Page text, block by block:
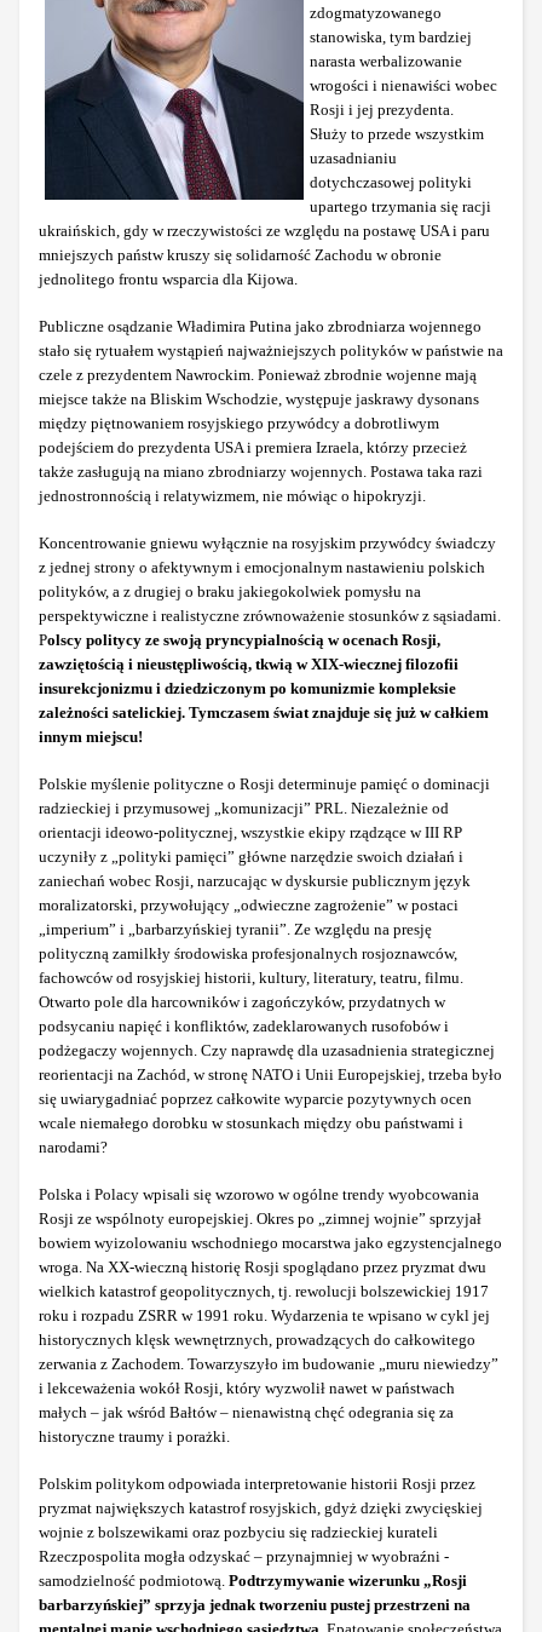
zdogmatyzowanego
stanowiska, tym bardziej
narasta werbalizowanie
wrogości i nienawiści wobec
Rosji i jej prezydenta.
Służy to przede wszystkim
uzasadnianiu
dotychczasowej polityki
upartego trzymania się racji
ukraińskich, gdy w rzeczywistości ze względu na postawę USA i paru
mniejszych państw kruszy się solidarność Zachodu w obronie
jednolitego frontu wsparcia dla Kijowa.
Publiczne osądzanie Władimira Putina jako zbrodniarza wojennego
stało się rytuałem wystąpień najważniejszych polityków w państwie na
czele z prezydentem Nawrockim. Ponieważ zbrodnie wojenne mają
miejsce także na Bliskim Wschodzie, występuje jaskrawy dysonans
między piętnowaniem rosyjskiego przywódcy a dobrotliwym
podejściem do prezydenta USA i premiera Izraela, którzy przecież
także zasługują na miano zbrodniarzy wojennych. Postawa taka razi
jednostronnością i relatywizmem, nie mówiąc o hipokryzji.
Koncentrowanie gniewu wyłącznie na rosyjskim przywódcy świadczy
z jednej strony o afektywnym i emocjonalnym nastawieniu polskich
polityków, a z drugiej o braku jakiegokolwiek pomysłu na
perspektywiczne i realistyczne zrównoważenie stosunków z sąsiadami.
Polscy politycy ze swoją pryncypialnością w ocenach Rosji,
zawziętością i nieustępliwością, tkwią w XIX-wiecznej filozofii
insurekcjonizmu i dziedziczonym po komunizmie kompleksie
zależności satelickiej. Tymczasem świat znajduje się już w całkiem
innym miejscu!
Polskie myślenie polityczne o Rosji determinuje pamięć o dominacji
radzieckiej i przymusowej „komunizacji” PRL. Niezależnie od
orientacji ideowo-politycznej, wszystkie ekipy rządzące w III RP
uczyniły z „polityki pamięci” główne narzędzie swoich działań i
zaniechań wobec Rosji, narzucając w dyskursie publicznym język
moralizatorski, przywołujący „odwieczne zagrożenie” w postaci
„imperium” i „barbarzyńskiej tyranii”. Ze względu na presję
polityczną zamilkły środowiska profesjonalnych rosjoznawców,
fachowców od rosyjskiej historii, kultury, literatury, teatru, filmu.
Otwarto pole dla harcowników i zagończyków, przydatnych w
podsycaniu napięć i konfliktów, zadeklarowanych rusofobów i
podżegaczy wojennych. Czy naprawdę dla uzasadnienia strategicznej
reorientacji na Zachód, w stronę NATO i Unii Europejskiej, trzeba było
się uwiarygadniać poprzez całkowite wyparcie pozytywnych ocen
wcale niemałego dorobku w stosunkach między obu państwami i
narodami?
Polska i Polacy wpisali się wzorowo w ogólne trendy wyobcowania
Rosji ze wspólnoty europejskiej. Okres po „zimnej wojnie” sprzyjał
bowiem wyizolowaniu wschodniego mocarstwa jako egzystencjalnego
wroga. Na XX-wieczną historię Rosji spoglądano przez pryzmat dwu
wielkich katastrof geopolitycznych, tj. rewolucji bolszewickiej 1917
roku i rozpadu ZSRR w 1991 roku. Wydarzenia te wpisano w cykl jej
historycznych klęsk wewnętrznych, prowadzących do całkowitego
zerwania z Zachodem. Towarzyszyło im budowanie „muru niewiedzy”
i lekceważenia wokół Rosji, który wyzwolił nawet w państwach
małych – jak wśród Bałtów – nienawistną chęć odegrania się za
historyczne traumy i porażki.
Polskim politykom odpowiada interpretowanie historii Rosji przez
pryzmat największych katastrof rosyjskich, gdyż dzięki zwycięskiej
wojnie z bolszewikami oraz pozbyciu się radzieckiej kurateli
Rzeczpospolita mogła odzyskać – przynajmniej w wyobraźni -
samodzielność podmiotową. Podtrzymywanie wizerunku „Rosji
barbarzyńskiej” sprzyja jednak tworzeniu pustej przestrzeni na